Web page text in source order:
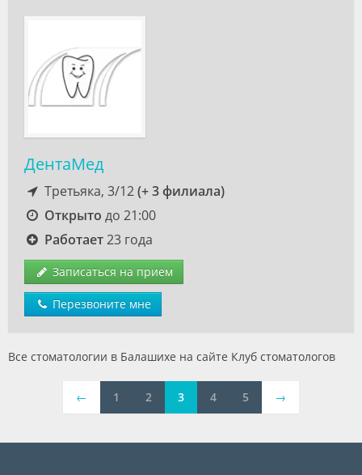
ДентаМед
Третьяка, 3/12(+ 3 филиала)
Открыто до 21:00
Работает23 года
Записаться на прием
Перезвоните мне
Все стоматологии в Балашихе на сайте Клуб стоматологов
← 1 2 3 4 5 →